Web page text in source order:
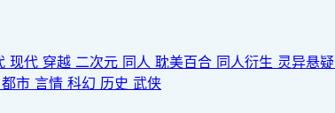
现代 穿越 二次元 同人 耽美百合 同人衍生 灵异悬疑
都市 言情 科幻 历史 武侠